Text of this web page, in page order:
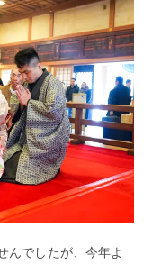
んでしたが、今年よ